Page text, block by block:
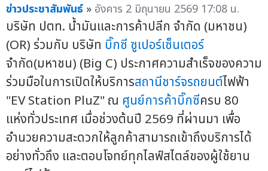
ข่าวประชาสัมพันธ์ » อังคาร 2 มิถุนายน 2569 17:08 น.
บริษัท ปตท. น้ำมันและการค้าปลีก จำกัด (มหาชน)
(OR) ร่วมกับ บริษัท บิ๊กซี ซูเปอร์เซ็นเตอร์
จำกัด(มหาชน) (Big C) ประกาศความสำเร็จของความ
ร่วมมือในการเปิดให้บริการสถานีชาร์จรถยนต์ไฟฟ้า
"EV Station PluZ" ณ ศูนย์การค้าบิ๊กซีครบ 80
แห่งทั่วประเทศ เมื่อช่วงต้นปี 2569 ที่ผ่านมา เพื่อ
อำนวยความสะดวกให้ลูกค้าสามารถเข้าถึงบริการได้
อย่างทั่วถึง และตอบโจทย์ทุกไลฟ์สไตล์ของผู้ใช้ยาน